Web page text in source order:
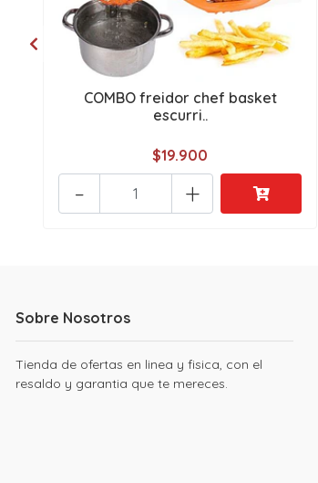
COMBO freidor chef basket
escurri..
$19.900
+
-
Sobre Nosotros
Tienda de ofertas en linea y fisica, con el
resaldo y garantia que te mereces.